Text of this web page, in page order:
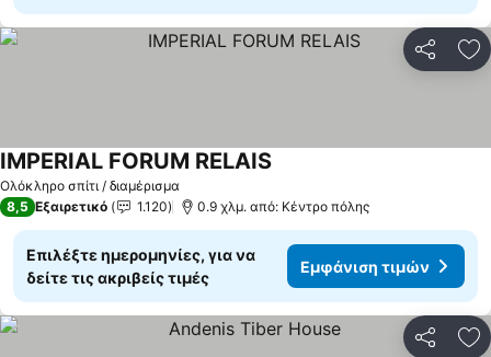
Ολόκληρο σπίτι / διαμέρισμα
IMPERIAL FORUM RELAIS
8,5 Εξαιρετικό 1.120 0.9 χλμ. από: Κέντρο πόλης
Επιλέξτε ημερομηνίες, για να
δείτε τις ακριβείς τιμές
Εμφάνιση τιμών